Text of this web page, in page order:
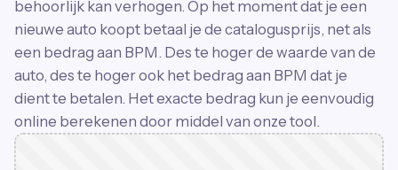
behoorlijk kan verhogen. Op het moment dat je een
nieuwe auto koopt betaal je de catalogusprijs, net als
een bedrag aan BPM. Des te hoger de waarde van de
auto, des te hoger ook het bedrag aan BPM dat je
dient te betalen. Het exacte bedrag kun je eenvoudig
online berekenen door middel van onze tool.